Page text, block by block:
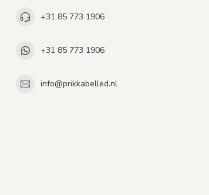
+31 85 773 1906
+31 85 773 1906
info@prikkabelled.nl